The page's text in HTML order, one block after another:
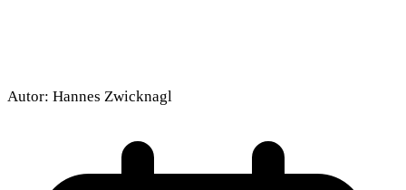
Autor: Hannes Zwicknagl